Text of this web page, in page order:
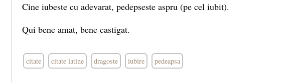
Cine iubeste cu adevarat, pedepseste aspru (pe cel iubit).
Qui bene amat, bene castigat.
citate citate latine dragoste iubire pedeapsa